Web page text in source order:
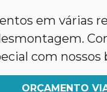
em várias
com
ORÇAMENTO